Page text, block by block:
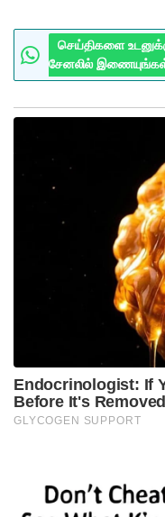
செய்திகளை
சேனலில்